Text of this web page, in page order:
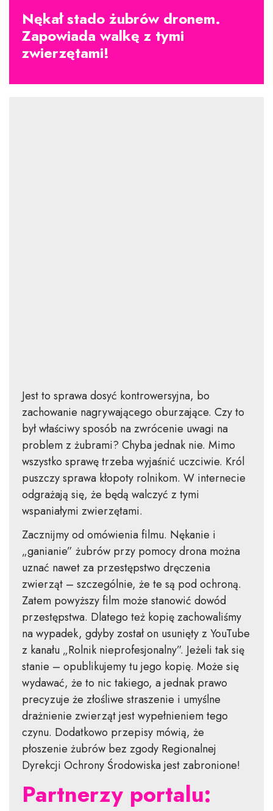
Nękał stado żubrów dronem.
Zapowiada walkę z tymi
zwierzętami!
Jest to sprawa dosyć kontrowersyjna, bo
zachowanie nagrywającego oburzające. Czy to
był właściwy sposób na zwrócenie uwagi na
problem z żubrami? Chyba jednak nie. Mimo
wszystko sprawę trzeba wyjaśnić uczciwie. Król
puszczy sprawa kłopoty rolnikom. W internecie
odgrażają się, że będą walczyć z tymi
wspaniałymi zwierzętami.
Zacznijmy od omówienia filmu. Nękanie i
„ganianie” żubrów przy pomocy drona można
uznać nawet za przestępstwo dręczenia
zwierząt – szczególnie, że te są pod ochroną.
Zatem powyższy film może stanowić dowód
przestępstwa. Dlatego też kopię zachowaliśmy
na wypadek, gdyby został on usunięty z YouTube
z kanału „Rolnik nieprofesjonalny”. Jeżeli tak się
stanie – opublikujemy tu jego kopię. Może się
wydawać, że to nic takiego, a jednak prawo
precyzuje że złośliwe straszenie i umyślne
drażnienie zwierząt jest wypełnieniem tego
czynu. Dodatkowo przepisy mówią, że
płoszenie żubrów bez zgody Regionalnej
Dyrekcji Ochrony Środowiska jest zabronione!
Partnerzy portalu: